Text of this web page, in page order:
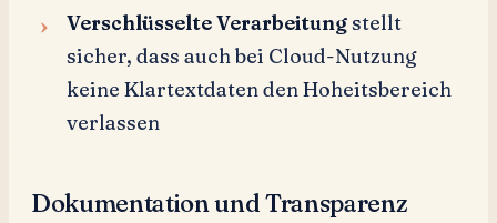
Verschlüsselte Verarbeitungstellt
sicher, dass auch bei Cloud-Nutzung
keine Klartextdaten den Hoheitsbereich
verlassen
Dokumentation und Transparenz